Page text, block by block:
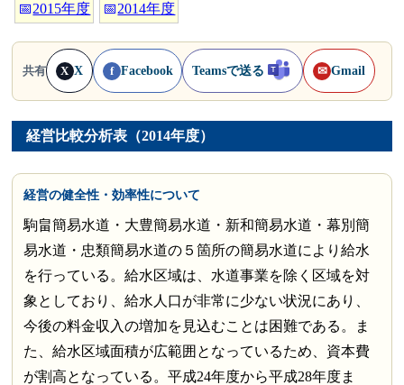
📅2015年度 📅2014年度
共有 X X f Facebook Teamsで送る ✉ Gmail
経営比較分析表（2014年度）
経営の健全性・効率性について
駒畠簡易水道・大豊簡易水道・新和簡易水道・幕別簡
易水道・忠類簡易水道の５箇所の簡易水道により給水
を行っている。給水区域は、水道事業を除く区域を対
象としており、給水人口が非常に少ない状況にあり、
今後の料金収入の増加を見込むことは困難である。ま
た、給水区域面積が広範囲となっているため、資本費
が割高となっている。平成24年度から平成28年度ま